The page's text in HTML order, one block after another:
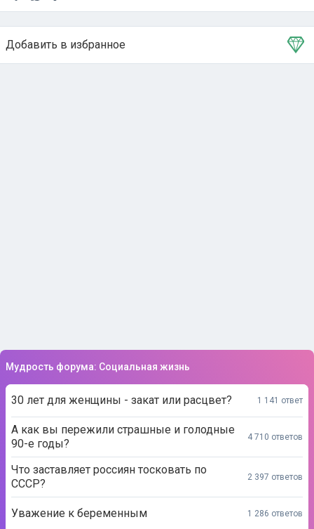
Добавить в избранное
Тема в избранном
Мудрость форума: Социальная жизнь
30 лет для женщины - закат или расцвет? 1 141 ответ
А как вы пережили страшные и голодные
90-е годы?
4 710 ответов
Что заставляет россиян тосковать по
СССР?
2 397 ответов
Уважение к беременным 1 286 ответов